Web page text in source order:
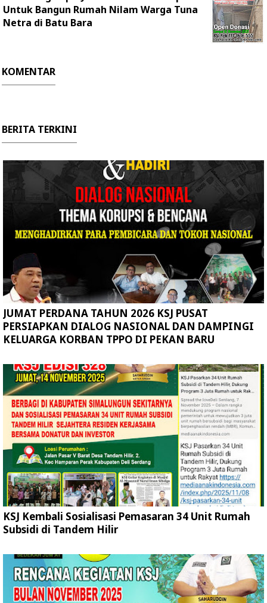
Untuk Bangun Rumah Nilam Warga Tuna
Netra di Batu Bara
KOMENTAR
BERITA TERKINI
JUMAT PERDANA TAHUN 2026 KSJ PUSAT
PERSIAPKAN DIALOG NASIONAL DAN DAMPINGI
KELUARGA KORBAN TPPO DI PEKAN BARU
KSJ Kembali Sosialisasi Pemasaran 34 Unit Rumah
Subsidi di Tandem Hilir